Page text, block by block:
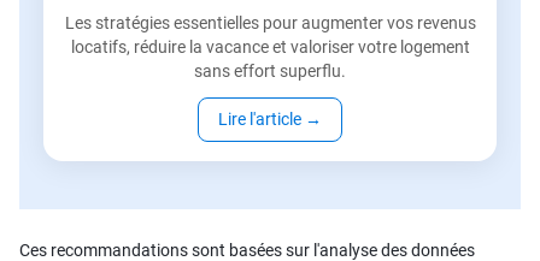
Les stratégies essentielles pour augmenter vos revenus
locatifs, réduire la vacance et valoriser votre logement
sans effort superflu.
Lire l'article →
Ces recommandations sont basées sur l'analyse des données